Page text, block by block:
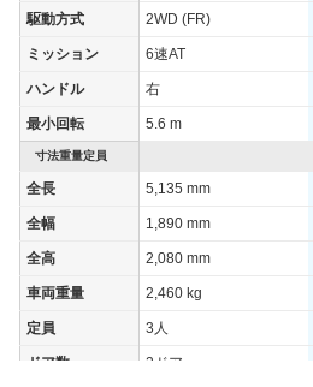
駆動方式 2WD (FR)
ミッション 6速AT
ハンドル 右
最小回転 5.6 m
寸法重量定員
全長 5,135 mm
全幅 1,890 mm
全高 2,080 mm
車両重量 2,460 kg
定員 3人
ドア数 2ドア